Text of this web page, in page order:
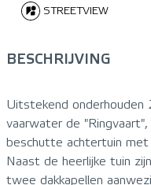
STREETVIEW
BESCHRIJVING
Uitstekend onderhouden
vaarwater de
beschutte achtertuin
Naast de heerlijke tuin
twee dakkapellen